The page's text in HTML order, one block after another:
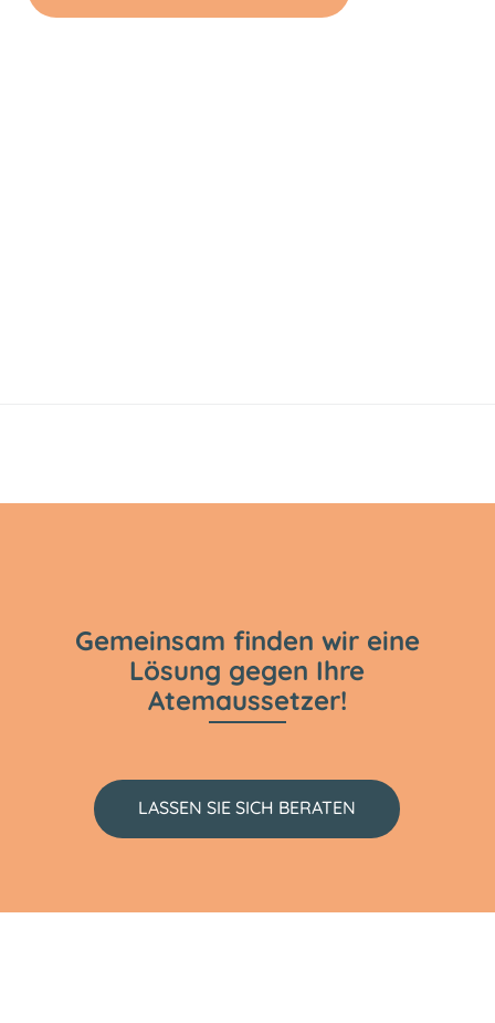
Gemeinsam finden wir eine
Lösung gegen Ihre
Atemaussetzer!
LASSEN SIE SICH BERATEN